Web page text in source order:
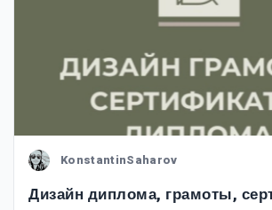
KonstantinSaharov
Дизайн диплома, грамоты,